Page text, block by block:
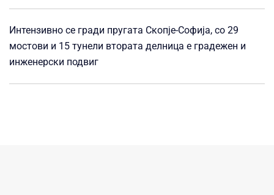
Интензивно се гради пругата Скопје-Софија, со 29
мостови и 15 тунели втората делница е градежен и
инженерски подвиг